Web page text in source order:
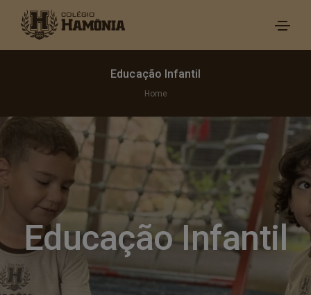
Educação Infantil
Home
Educação Infantil